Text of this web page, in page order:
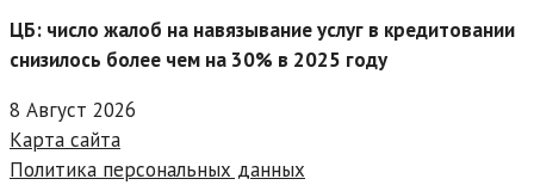
ЦБ: число жалоб на навязывание услуг в кредитовании
снизилось более чем на 30% в 2025 году
8 Август 2026
Карта сайта
Политика персональных данных